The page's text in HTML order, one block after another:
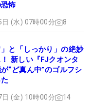
怖
(水) 07時00分 8
」と「しっかり」の絶妙
新しい『FJクオンタ
“ど真ん中”のゴルフシ
(金) 10時00分 14